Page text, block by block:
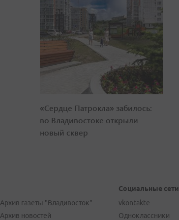
«Сердце Патрокла» забилось:
во Владивостоке открыли
новый сквер
Архив газеты "Владивосток"
Архив новостей
Социальные сети
vkontakte
Одноклассники